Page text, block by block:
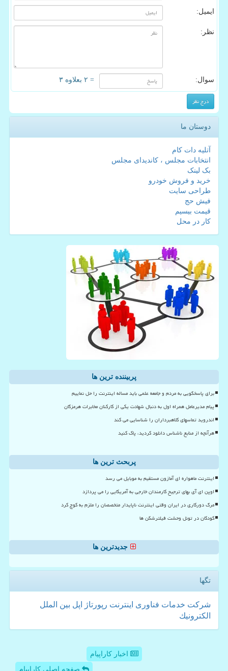
ایمیل:
نظر:
سوال: = ۲ بعلاوه ۳
دوستان ما
آتلیه دات کام
انتخابات مجلس ، کاندیدای مجلس
بک لینک
خرید و فروش خودرو
طراحی سایت
فیش حج
قیمت بیسیم
کار در محل
پربیننده ترین ها
برای پاسخگویی به مردم و جامعه علمی باید مساله اینترنت را حل نماییم
پیام مدیرعامل همراه اول به دنبال شهادت یکی از کارکنان مخابرات هرمزگان
اندروید تماسهای کلاهبرداران را شناسایی می کند
هرآنچه از منابع ناشناس دانلود کردید، پاک کنید
پربحث ترین ها
اینترنت ماهواره ای آمازون مستقیم به موبایل می رسد
اوپن ای آی بهای ترجیح کارمندان خارجی به آمریکایی را می پردازد
مرگ دورکاری در ایران وقتی اینترنت ناپایدار متخصصان را ملزم به کوچ کرد
کودکان در تونل وحشت فیلترشکن ها
جدیدترین ها
تگها
شركت خدمات فناوری اینترنت رپورتاژ اپل بین الملل
الكترونیك
اخبار کاراپیام
صفحه اصلی کاراپیام